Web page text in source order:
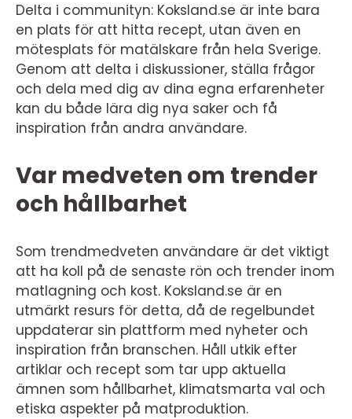
Delta i communityn: Koksland.se är inte bara
en plats för att hitta recept, utan även en
mötesplats för matälskare från hela Sverige.
Genom att delta i diskussioner, ställa frågor
och dela med dig av dina egna erfarenheter
kan du både lära dig nya saker och få
inspiration från andra användare.
Var medveten om trender
och hållbarhet
Som trendmedveten användare är det viktigt
att ha koll på de senaste rön och trender inom
matlagning och kost. Koksland.se är en
utmärkt resurs för detta, då de regelbundet
uppdaterar sin plattform med nyheter och
inspiration från branschen. Håll utkik efter
artiklar och recept som tar upp aktuella
ämnen som hållbarhet, klimatsmarta val och
etiska aspekter på matproduktion.